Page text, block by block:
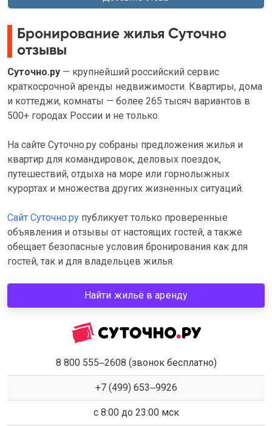
Бронирование жилья Суточно
отзывы
Суточно.ру — крупнейший российский сервис
краткосрочной аренды недвижимости. Квартиры, дома
и коттеджи, комнаты — более 265 тысяч вариантов в
500+ городах России и не только.
На сайте Суточно.ру собраны предложения жилья и
квартир для командировок, деловых поездок,
путешествий, отдыха на море или горнолыжных
курортах и множества других жизненных ситуаций.
Сайт Суточно.ру публикует только проверенные
объявления и отзывы от настоящих гостей, а также
обещает безопасные условия бронирования как для
гостей, так и для владельцев жилья.
Найти жильё в аренду
8 800 555‒2608 (звонок бесплатно)
+7 (499) 653‒9926
с 8:00 до 23:00 мск